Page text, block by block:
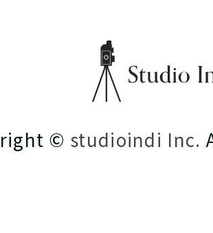
© studioindi Inc.